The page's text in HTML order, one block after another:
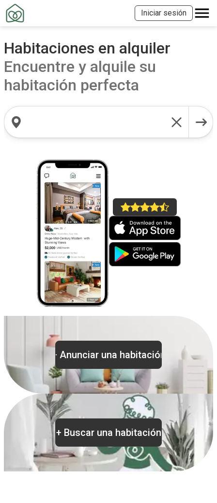
Iniciar sesión
Habitaciones en alquiler
Encuentre y alquile su
habitación perfecta
+ Anunciar una habitación
+ Buscar una habitación